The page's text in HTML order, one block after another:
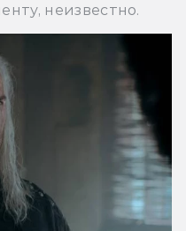
неизвестно.